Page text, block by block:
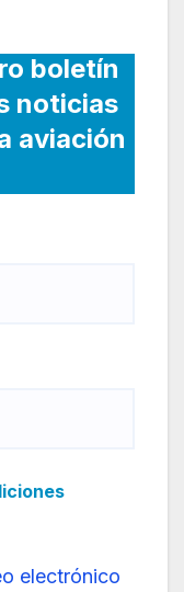
boletín
noticias
aviación
electrónico